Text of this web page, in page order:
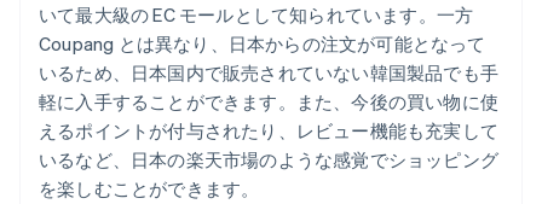
いて最大級の EC モールとして知られています。一方
Coupang とは異なり、日本からの注文が可能となって
いるため、日本国内で販売されていない韓国製品でも手
軽に入手することができます。また、今後の買い物に使
えるポイントが付与されたり、レビュー機能も充実して
いるなど、日本の楽天市場のような感覚でショッピング
を楽しむことができます。